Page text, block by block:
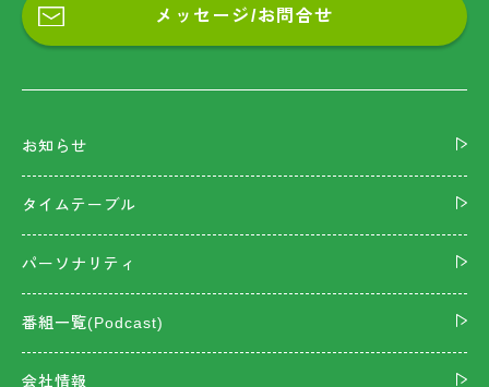
メッセージ/お問合せ
お知らせ
タイムテーブル
パーソナリティ
番組一覧(Podcast)
会社情報